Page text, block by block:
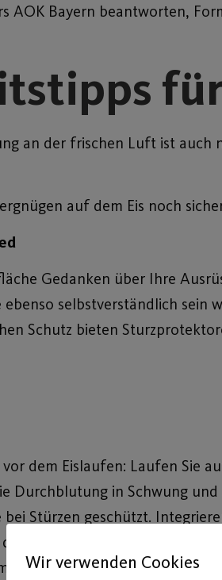
AOK Bayern beantworten,
an der frischen Luft ist
auf dem Eis noch
Gedanken über Ihre
selbstverständlich sein
Schutz bieten
dem Eislaufen: Laufen Sie
Durchblutung in Schwung
Stürzen geschützt.
am besten in Ihren
und Sturztechniken sind
Wir verwenden Cookies